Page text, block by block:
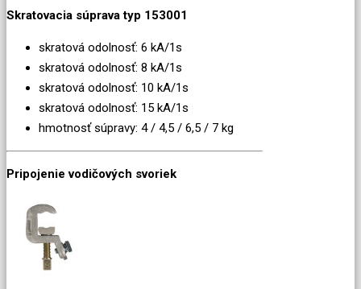
Skratovacia súprava typ 153001
skratová odolnosť: 6 kA/1s
skratová odolnosť: 8 kA/1s
skratová odolnosť: 10 kA/1s
skratová odolnosť: 15 kA/1s
hmotnosť súpravy: 4 / 4,5 / 6,5 / 7 kg
Pripojenie vodičových svoriek